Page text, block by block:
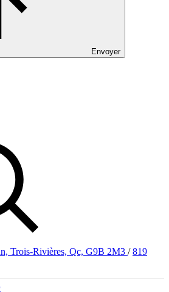
Envoyer
Trois-Rivières, Qc, G9B 2M3 / 819